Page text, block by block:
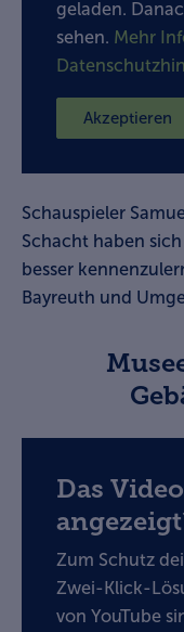
geladen.
sehen. Mehr
Akzeptieren
Schauspieler
Schacht haben
besser
Bayreuth und
Das
Zum Schutz
Zwei-Klick-
von YouTube